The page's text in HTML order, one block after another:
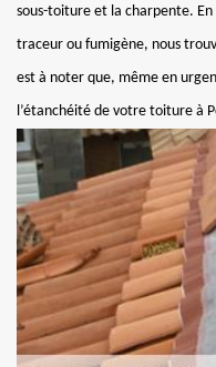
sous-toiture et la charpente.
traceur ou fumigène, nous
est à noter que, même en
l’étanchéité de votre toiture à